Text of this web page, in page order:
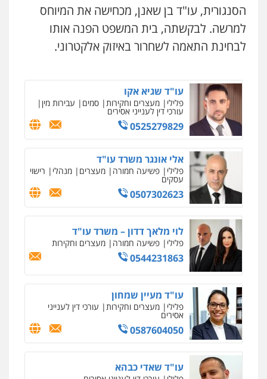
עו"ד איהאב ג'לג'ולי
מעצרים וחקירות
אסירים
0505216700
פלילי מעצרים וחקירות
נוער רישום פלילי
0522763105
עו"ד שלומי שרון
פלילי צבאי מעצרים וחקירות
0547342002
עו"ד אלון קריטי
פלילי כלכלי אלימות סמים מעצרים
0525544654
עו"ד דפנה לביא
משפחה גישור
0507206063
עו"ד זוהר ארבל
קטינים
הסנגורית, עו"ד בן שאנן, מכחישה את המיוחס
למרשה. לבקשתה, בית המשפט הפנה אותו
לבחינת התאמה לשחרור באיזוק אלקטרוני.
עו"ד תומר בנישתי
פלילי מעצרים וחקירות צווארון לבן פשיעה
חמורה
עו"ד שגיא אקו
פלילי מעצרים וחקירות סמים עבירות מין
עורכי דין לענייני אסירים
0525279829
אלי אונגר משרד עו"ד
פלילי פשיעה חמורה מעצרים מנהלי רישוי
עסקים
0507302623
לוי מלאך דדון – משרד עו"ד
פלילי פשיעה חמורה מעצרים וחקירות
0544231863
עו"ד מעיין שמחון
פלילי מעצרים וחקירות עורכי דין לענייני
אסירים
0587604050
עו"ד שאדי כבהא
צילום עורכי דין שירותים מקצועיים לעורכי
דין
0504578527
רונן הלל – מוניטין
מחיקת כתבות מגוגל ודחיקת אזכורים
שליליים
שירותים מקצועיים לעורכי דין
0522508109
אחסון אתרים
מהירות הגנה גיבוי תמיכה שירותים
מקצועיים לעורכי דין
מרכז התחלה חדשה
אסירים עבירות מין שירותים מקצועיים
לעורכי דין
0544500346
מאיה בלום, עו"ס, טיפול ושיקום
טיפול בהתמכרויות שירותים מקצועיים
לעורכי דין
0504062539